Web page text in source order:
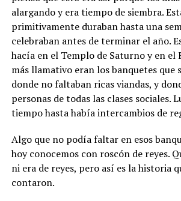
alargando y era tiempo de siembra.
primitivamente duraban hasta una
celebraban antes de terminar el año.
hacía en el Templo de Saturno y en el
más llamativo eran los banquetes que
donde no faltaban ricas viandas, y
personas de todas las clases sociales.
tiempo hasta había intercambios de
Algo que no podía faltar en esos
hoy conocemos con roscón de reyes.
ni era de reyes, pero así es la historia
contaron.